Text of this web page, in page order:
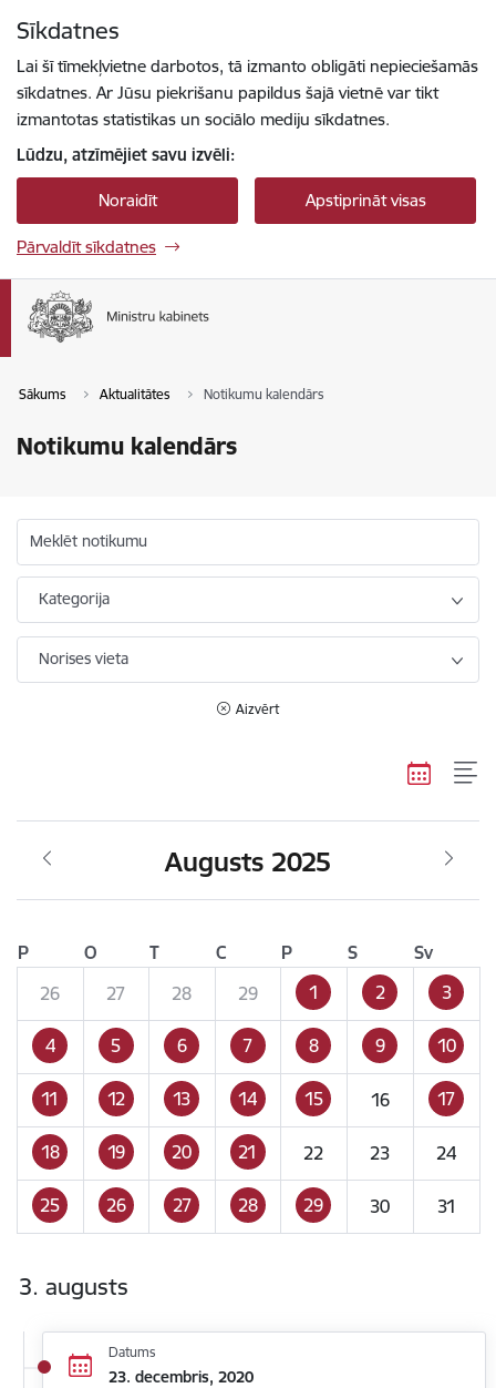
Sīkdatnes
Lai šī tīmekļvietne darbotos, tā izmanto obligāti nepieciešamās
sīkdatnes. Ar Jūsu piekrišanu papildus šajā vietnē var tikt
izmantotas statistikas un sociālo mediju sīkdatnes.
Lūdzu, atzīmējiet savu izvēli:
Noraidīt Apstiprināt visas
Pārvaldīt sīkdatnes
Sākums Aktualitātes Notikumu kalendārs
Notikumu kalendārs
Meklēt notikumu
Kategorija
Norises vieta
Aizvērt
Augusts 2025
P O T C P S
Sv
26
27 28 29 1 2 3
4 5 6 7 8 9 10
11 12 13 14 15 16 17
18 19 20 21 22 23 24
25 26 27 28 29 30 31
3. augusts
Datums
23. decembris, 2020